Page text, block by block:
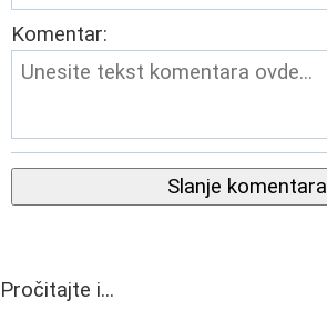
Komentar:
Slanje komentara
Pročitajte i...